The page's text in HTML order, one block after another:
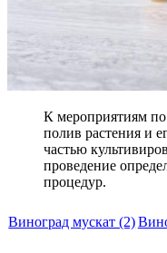
К мероприятиям по
полив растения и
частью
проведение
процедур.
Виноград мускат (2)